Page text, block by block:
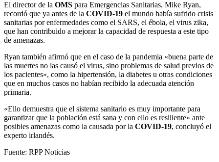
El director de la OMS para Emergencias Sanitarias, Mike Ryan,
recordó que ya antes de la COVID-19 el mundo había sufrido crisis
sanitarias por enfermedades como el SARS, el ébola, el virus zika,
que han contribuido a mejorar la capacidad de respuesta a este tipo
de amenazas.
Ryan también afirmó que en el caso de la pandemia «buena parte de
las muertes no las causó el virus, sino problemas de salud previos de
los pacientes», como la hipertensión, la diabetes u otras condiciones
que en muchos casos no habían recibido la adecuada atención
primaria.
«Ello demuestra que el sistema sanitario es muy importante para
garantizar que la población está sana y con ello es resiliente» ante
posibles amenazas como la causada por la COVID-19, concluyó el
experto irlandés.
Fuente: RPP Noticias